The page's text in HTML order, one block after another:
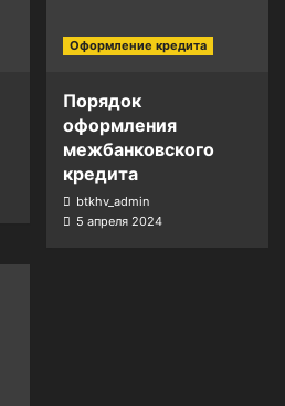
Оформление кредита
Порядок
оформления
межбанковского
кредита
btkhv_admin
5 апреля 2024